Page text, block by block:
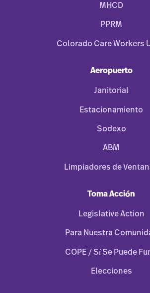
MHCD
PPRM
Colorado Care Workers
Aeropuerto
Janitorial
Estacionamiento
Sodexo
ABM
Limpiadores de
Toma Acción
Legislative Action
Para Nuestra
COPE / Sí Se Puede
Elecciones